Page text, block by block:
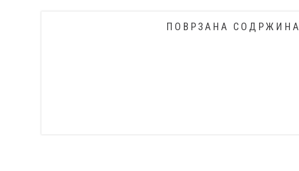
ПОВРЗАНА СОДРЖИНА